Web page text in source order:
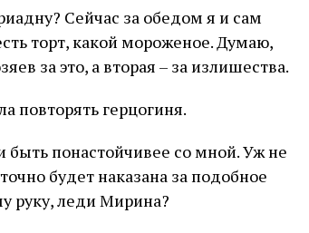
Сейчас за обедом я и сам
торт, какой мороженое. Думаю,
за это, а вторая – за излишества.
повторять герцогиня.
быть понастойчивее со мной. Уж не
будет наказана за подобное
руку, леди Мирина?